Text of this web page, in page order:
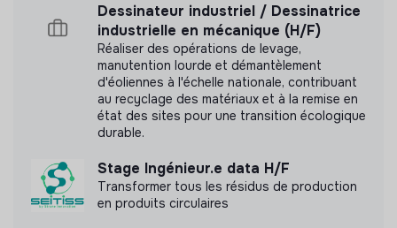
Documents
Document présentant les objectifs sociaux et
environnementaux
Dessinateur industriel / Dessinatrice
industrielle en mécanique (H/F)
Réaliser des opérations de levage,
manutention lourde et démantèlement
d'éoliennes à l'échelle nationale, contribuant
au recyclage des matériaux et à la remise en
état des sites pour une transition écologique
durable.
Stage Ingénieur.e data H/F
Transformer tous les résidus de production
en produits circulaires